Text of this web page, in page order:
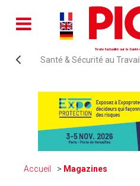
Toute l'actualité sur la Santé
Santé & Sécurité au Travail
Accueil Magazines